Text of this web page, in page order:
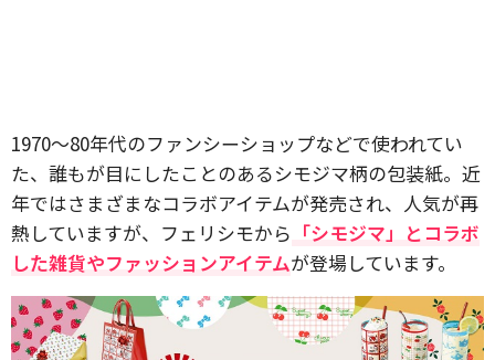
1970～80年代のファンシーショップなどで使われてい
た、誰もが目にしたことのあるシモジマ柄の包装紙。近
年ではさまざまなコラボアイテムが発売され、人気が再
熱していますが、フェリシモから 「シモジマ」とコラボ
した雑貨やファッションアイテムが登場しています。